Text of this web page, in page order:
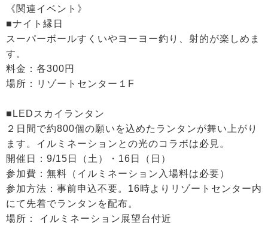
《関連イベント》
■ナイト縁日
スーパーボールすくいやヨーヨー釣り、射的が楽しめま
す。
料金：各300円
場所：リゾートセンター１F
■LEDスカイランタン
２日間で約800個の願いを込めたランタンが舞い上がり
ます。イルミネーションとの光のコラボは必見。
開催日：9/15日（土）・16日（日）
参加費：無料（イルミネーション入場料は必要）
参加方法：事前申込不要。16時よりリゾートセンター内
にて先着でランタンを配布。
場所： イルミネーション展望台付近